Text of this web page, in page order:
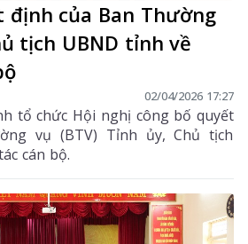
định của Ban Thường
tịch UBND tỉnh về
02/04/2026 17:27
tổ chức Hội nghị công bố quyết
vụ (BTV) Tỉnh ủy, Chủ tịch
cán bộ.